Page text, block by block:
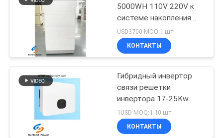
ПУТЕШЕСТВИЕ
ФАБРИКИ
ПРОВЕРКА
КАЧЕСТВА
СВЯЖИТЕСЬ
цилиндрических
аккумуляторов
3.2V батарея
энергопотреблением
5000WH 110V 220V к
системе накопления
энергии дома 20000WH
USD3700 MOQ:1 шт
КОНТАКТЫ
Гибридный инвертор
связи решетки
инвертора 17-25Kw
солнечной энергии
230VAC на решетке
Mppt
1USD MOQ:1-10 шт.
КОНТАКТЫ